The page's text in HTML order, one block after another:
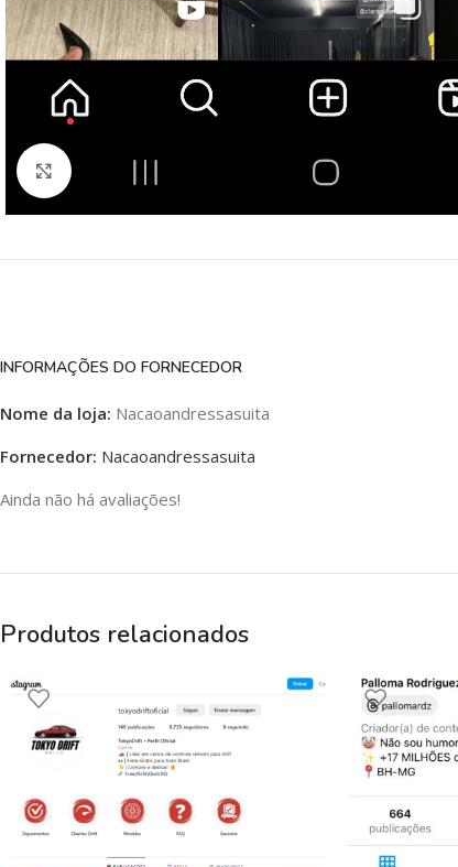
INFORMAÇÕES DO FORNECEDOR
Nome da loja: Nacaoandressasuita
Fornecedor: Nacaoandressasuita
Ainda não há avaliações!
Produtos relacionados